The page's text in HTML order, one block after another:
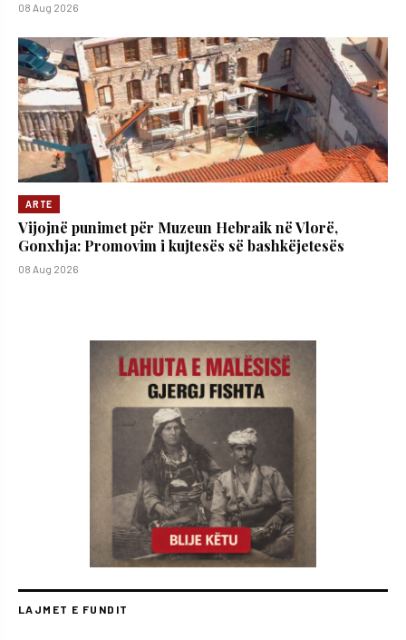
08 Aug 2026
ARTE
Vijojnë punimet për Muzeun Hebraik në Vlorë,
Gonxhja: Promovim i kujtesës së bashkëjetesës
08 Aug 2026
LAJMET E FUNDIT